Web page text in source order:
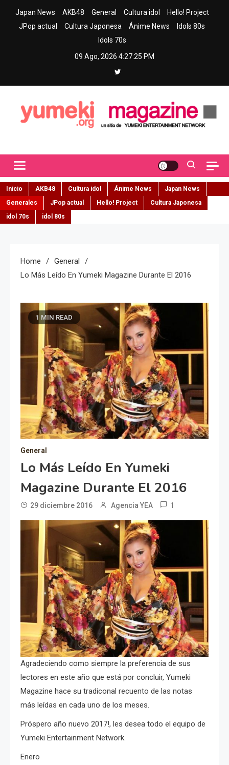
Japan News AKB48 General Cultura idol
Hello! Project
JPop actual
Cultura Japonesa Ánime News
Idols 80s
Idols 70s
09 Ago, 2026 4:27:27 PM
Inicio AKB48 Cultura idol Ánime News
Japan News
Generales
JPop actual Hello! Project
Cultura Japonesa
idol 70s
idol 80s
Home
General
Lo Más Leído En Yumeki Magazine Durante El 2016
1 MIN READ
General
Lo Más Leído En Yumeki
Magazine Durante El 2016
29 diciembre 2016 Agencia YEA 1
Agradeciendo como siempre la preferencia de sus
lectores en este año que está por concluir, Yumeki
Magazine hace su tradiconal recuento de las notas
más leídas en cada uno de los meses.
Próspero año nuevo 2017!, les desea todo el equipo de
Yumeki Entertainment Network.
Enero